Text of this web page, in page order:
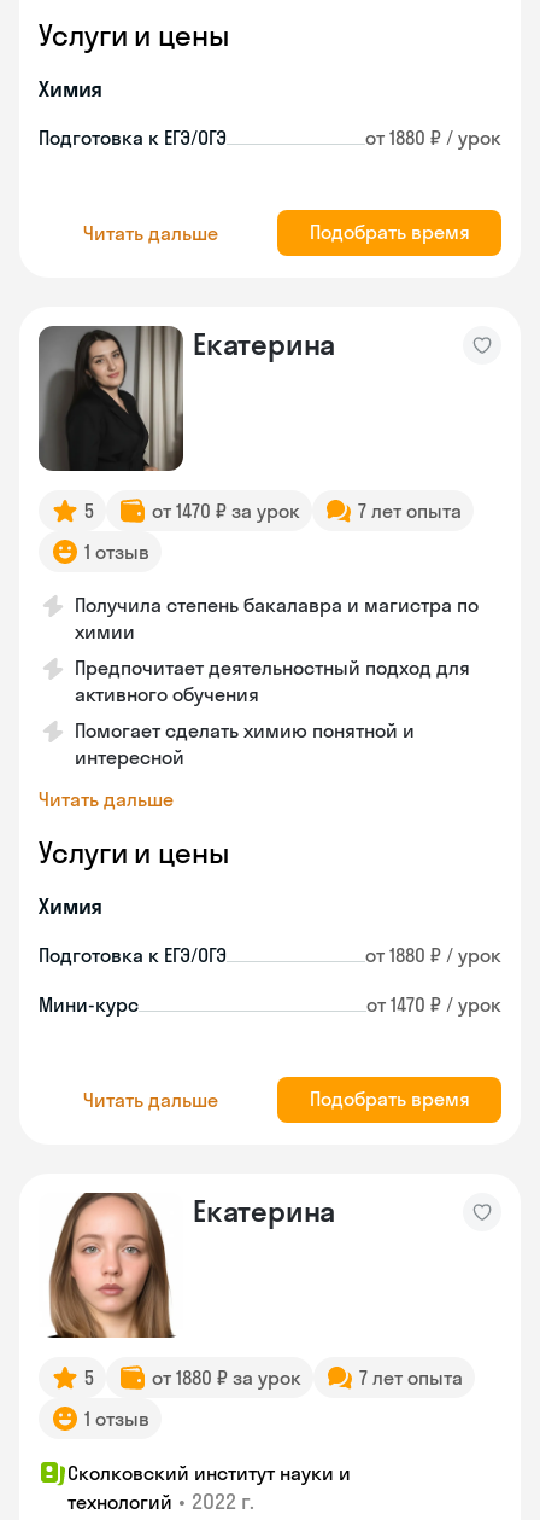
Услуги и цены
Химия
Подготовка к ЕГЭ/ОГЭ от 1880 ₽ / урок
Читать дальше Подобрать время
Екатерина
5 от 1470 ₽ за урок
7 лет опыта
1 отзыв
Получила степень бакалавра и магистра по
химии
Предпочитает деятельностный подход для
активного обучения
Помогает сделать химию понятной и
интересной
Читать дальше
Услуги и цены
Химия
Подготовка к ЕГЭ/ОГЭ от 1880 ₽ / урок
Мини-курс от 1470 ₽ / урок
Читать дальше Подобрать время
Екатерина
5 от 1880 ₽ за урок
7 лет опыта
1 отзыв
Сколковский институт науки и
технологий • 2022 г.